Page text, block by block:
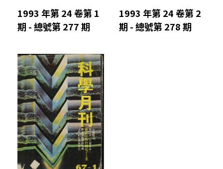
1993 年第 24 卷第 1
期 - 總號第 277 期
1993 年第 24 卷第 2
期 - 總號第 278 期